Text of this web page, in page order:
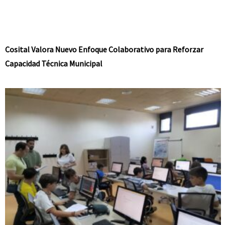
Cosital Valora Nuevo Enfoque Colaborativo para Reforzar
Capacidad Técnica Municipal